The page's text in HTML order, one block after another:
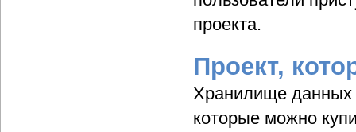
проекта.
Проект,
Хранилище данных
которые можно